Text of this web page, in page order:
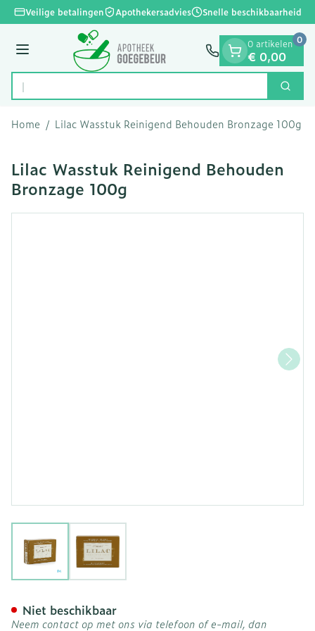
Ga naar de inhoud
1 van 1
Veilige betalingen Apothekersadvies Snelle beschikbaarheid
Menu
Product, merk, categorie...
Op z Zoek
0 artikelen
€ 0,00
0
Home / Lilac Wasstuk Reinigend Behouden Bronzage 100g
Lilac Wasstuk Reinigend Behouden
Bronzage 100g
View larger imageView larger image
Niet beschikbaar
Neem contact op met ons via telefoon of e-mail, dan